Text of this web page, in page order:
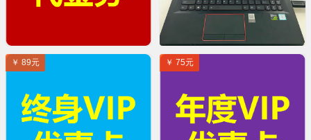
￥ 89元 ￥ 75元